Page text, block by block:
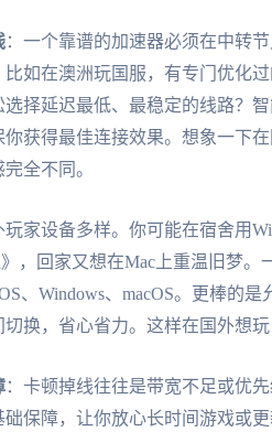
：一个靠谱的加速器必须在中转
如在澳洲玩国服，有专门优化
择延迟最低、最稳定的线路？
获得最佳连接效果。想象一下
全不同。
玩家设备多样。你可能在宿舍用
，回家又想在Mac上重温旧梦
、Windows、macOS。更棒的
换，省心省力。这样在国外想玩
：卡顿掉线往往是带宽不足或优
保障，让你放心长时间游戏或